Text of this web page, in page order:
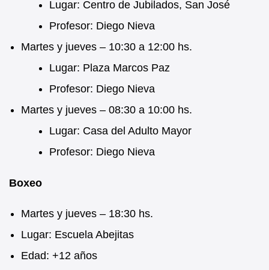
Lugar: Centro de Jubilados, San José
Profesor: Diego Nieva
Martes y jueves – 10:30 a 12:00 hs.
Lugar: Plaza Marcos Paz
Profesor: Diego Nieva
Martes y jueves – 08:30 a 10:00 hs.
Lugar: Casa del Adulto Mayor
Profesor: Diego Nieva
Boxeo
Martes y jueves – 18:30 hs.
Lugar: Escuela Abejitas
Edad: +12 años